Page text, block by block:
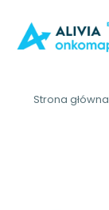
Strona główna